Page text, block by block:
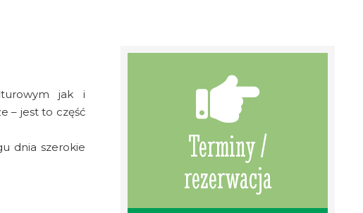
Terminy /
rezerwacja
jak i
– jest to część
dnia szerokie